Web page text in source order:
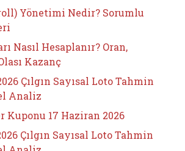
Yönetimi Nedir? Sorumlu
Nasıl Hesaplanır? Oran,
Kazanç
Çılgın Sayısal Loto Tahmin
Analiz
Kuponu 17 Haziran 2026
Çılgın Sayısal Loto Tahmin